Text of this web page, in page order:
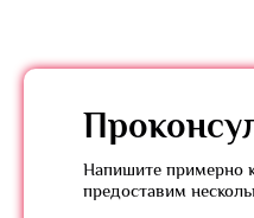
Напишите примерно
предоставим